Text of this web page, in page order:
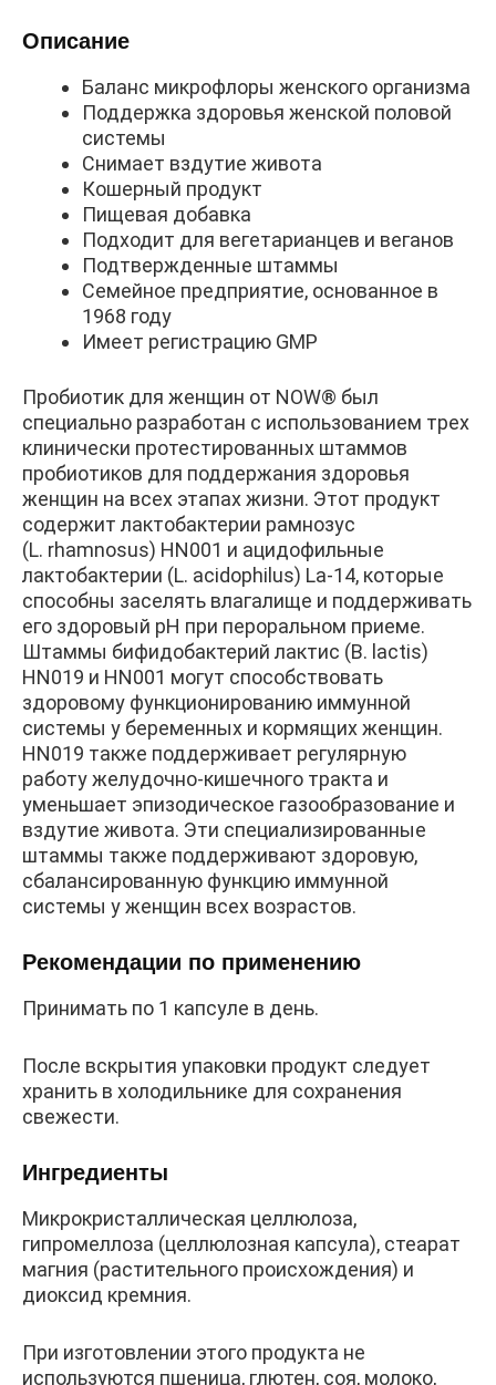
Описание
Баланс микрофлоры женского организма
Поддержка здоровья женской половой
системы
Снимает вздутие живота
Кошерный продукт
Пищевая добавка
Подходит для вегетарианцев и веганов
Подтвержденные штаммы
Семейное предприятие, основанное в
1968 году
Имеет регистрацию GMP
Пробиотик для женщин от NOW® был
специально разработан с использованием трех
клинически протестированных штаммов
пробиотиков для поддержания здоровья
женщин на всех этапах жизни. Этот продукт
содержит лактобактерии рамнозус
(L. rhamnosus) HN001 и ацидофильные
лактобактерии (L. acidophilus) La-14, которые
способны заселять влагалище и поддерживать
его здоровый рН при пероральном приеме.
Штаммы бифидобактерий лактис (B. lactis)
HN019 и HN001 могут способствовать
здоровому функционированию иммунной
системы у беременных и кормящих женщин.
HN019 также поддерживает регулярную
работу желудочно-кишечного тракта и
уменьшает эпизодическое газообразование и
вздутие живота. Эти специализированные
штаммы также поддерживают здоровую,
сбалансированную функцию иммунной
системы у женщин всех возрастов.
Рекомендации по применению
Принимать по 1 капсуле в день.
После вскрытия упаковки продукт следует
хранить в холодильнике для сохранения
свежести.
Ингредиенты
Микрокристаллическая целлюлоза,
гипромеллоза (целлюлозная капсула), стеарат
магния (растительного происхождения) и
диоксид кремния.
При изготовлении этого продукта не
используются пшеница, глютен, соя, молоко,